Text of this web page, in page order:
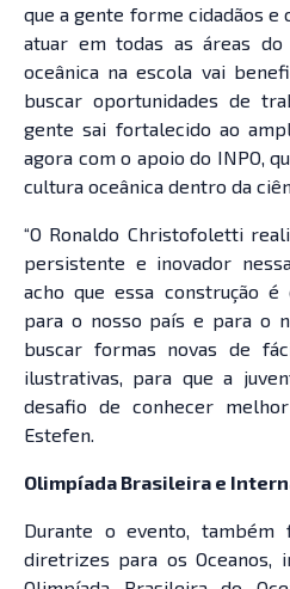
que a gente forme cidadãos e
atuar em todas as áreas do
oceânica na escola vai
buscar oportunidades de
gente sai fortalecido ao
agora com o apoio do INPO,
cultura oceânica dentro da
“O Ronaldo Christofoletti
persistente e inovador
acho que essa construção
para o nosso país e para o
buscar formas novas de
ilustrativas, para que a
desafio de conhecer
Estefen.
Olimpíada Brasileira e
Durante o evento, também
diretrizes para os Oceanos,